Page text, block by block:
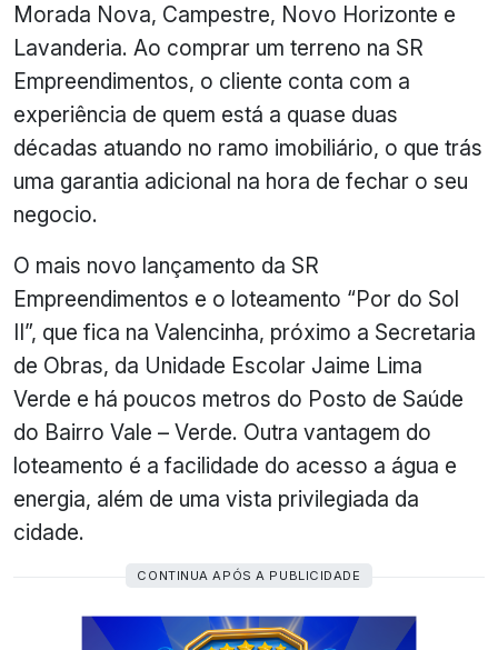
Morada Nova, Campestre, Novo Horizonte e
Lavanderia. Ao comprar um terreno na SR
Empreendimentos, o cliente conta com a
experiência de quem está a quase duas
décadas atuando no ramo imobiliário, o que trás
uma garantia adicional na hora de fechar o seu
negocio.
O mais novo lançamento da SR
Empreendimentos e o loteamento “Por do Sol
II”, que fica na Valencinha, próximo a Secretaria
de Obras, da Unidade Escolar Jaime Lima
Verde e há poucos metros do Posto de Saúde
do Bairro Vale – Verde. Outra vantagem do
loteamento é a facilidade do acesso a água e
energia, além de uma vista privilegiada da
cidade.
CONTINUA APÓS A PUBLICIDADE